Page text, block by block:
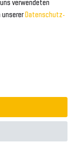
unsererDaten­schutz­